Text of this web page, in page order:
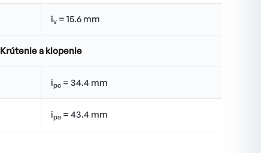
iv = 15.6 mm
Krútenie a klopenie
ipc = 34.4 mm
ipa = 43.4 mm